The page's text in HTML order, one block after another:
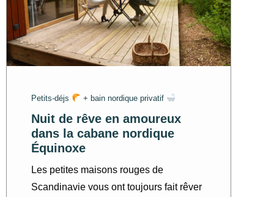
Petits-déjs + bain nordique privatif
Nuit de rêve en amoureux
dans la cabane nordique
Équinoxe
Les petites maisons rouges de
Scandinavie vous ont toujours fait rêver